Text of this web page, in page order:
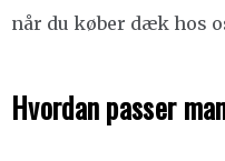
når du køber dæk hos
Hvordan passer